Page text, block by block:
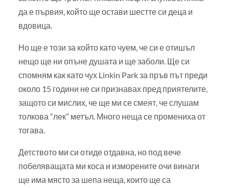
да е първия, който ще остави шестте си деца и
вдовица.
Но ще е този за който като чуем, че си е отишъл
нещо ще ни опъне душата и ще заболи. Ще си
спомням как като чух Linkin Park за пръв път преди
около 15 години не си признавах пред приятелите,
защото си мислих, че ще ми се смеят, че слушам
толкова “лек” метъл. Много неща се промениха от
тогава.
Детството ми си отиде отдавна, но под вече
побеляващата ми коса и изморените очи винаги
ще има място за шепа неща, които ще са